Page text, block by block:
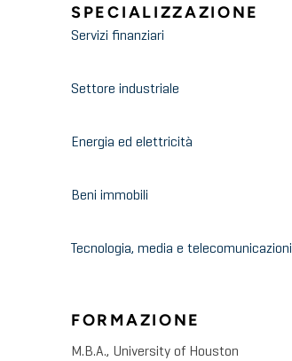
SPECIALIZZAZIONE
Servizi finanziari
Settore industriale
Energia ed elettricità
Beni immobili
Tecnologia, media e telecomunicazioni
FORMAZIONE
M.B.A., University of Houston